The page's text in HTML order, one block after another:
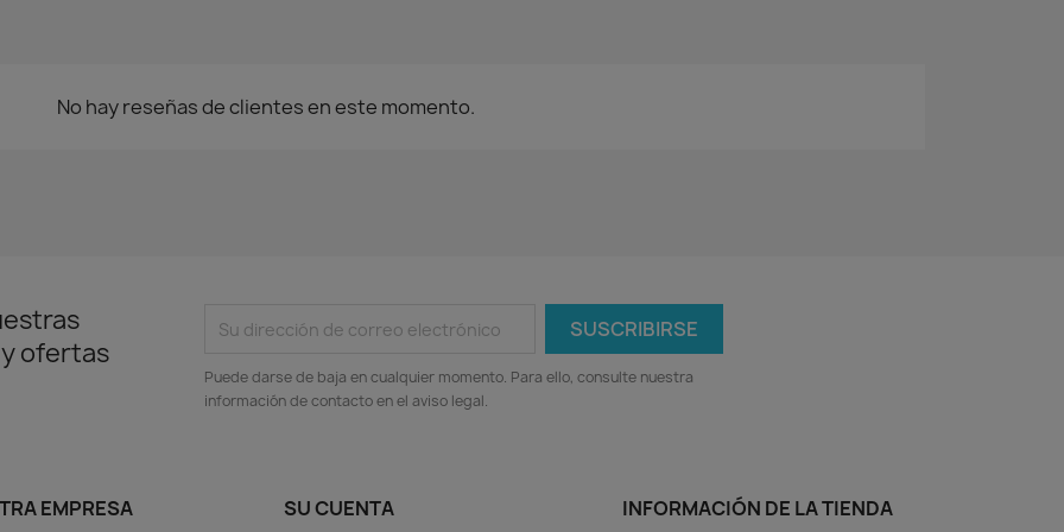
No hay reseñas de clientes en este momento.
ofertas
Puede darse de baja en cualquier momento. Para ello, consulte nuestra
información de contacto en el aviso legal.
EMPRESA SU CUENTA INFORMACIÓN DE LA TIENDA